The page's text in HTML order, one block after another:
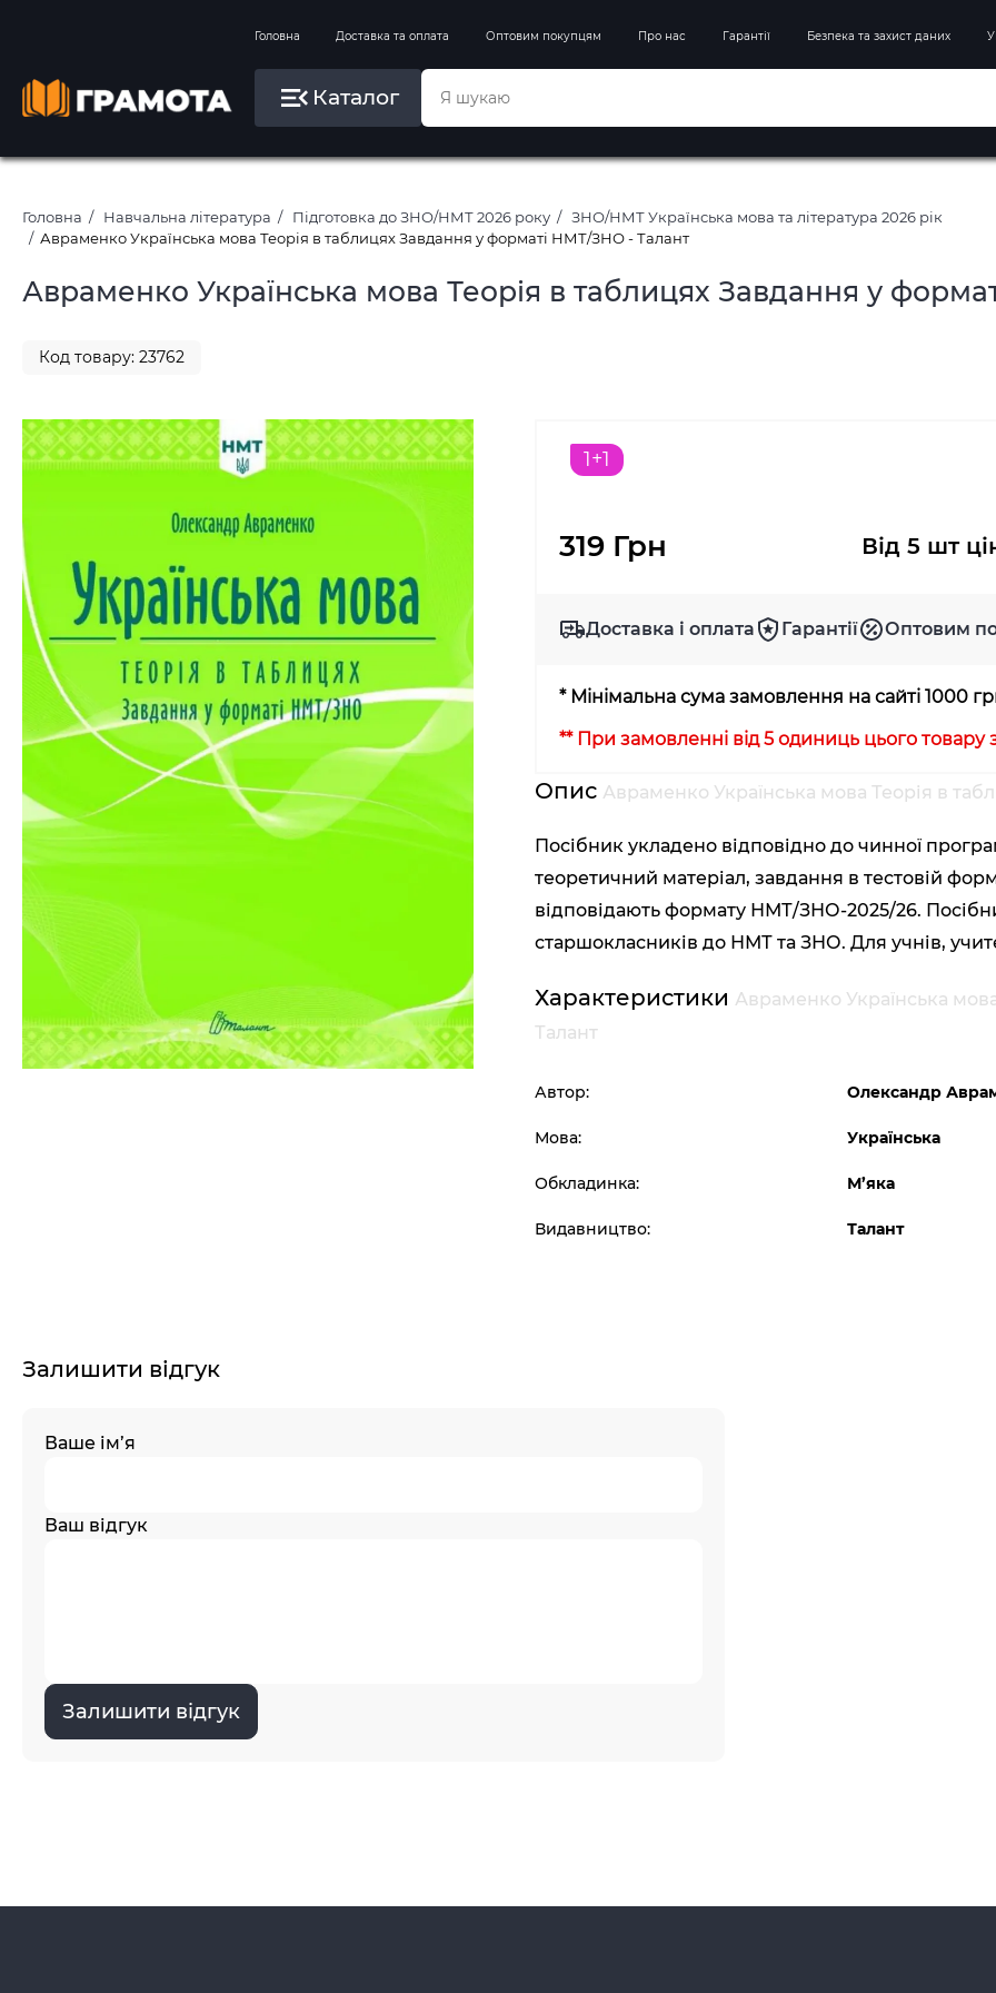
Головна Доставка та оплата Оптовим покупцям Про нас Гарантії Безпека та захист даних
Каталог
Вправи на зимові канікули
Літо, пляж, плавання, басейни
Картини за номерами
Головна Навчальна література Підготовка до ЗНО/НМТ 2026 року
ЗНО/НМТ Українська мова та література 2026 рік
Авраменко Українська мова Теорія в таблицях Завдання у форматі НМТ/ЗНО - Талант
Авраменко Українська мова Теорія в таблицях Завдання у
Код товару: 23762
1+1
319 Грн Від 5 шт
Доставка і оплата Гарантії Оптовим
* Мінімальна сума замовлення на сайті 1000
** При замовленні від 5 одиниць цього товару
Опис Авраменко Українська мова Теорія в
Посібник укладено відповідно до чинної
теоретичний матеріал, завдання в тестовій
відповідають формату НМТ/ЗНО-2025/26.
старшокласників до НМТ та ЗНО. Для учнів,
Характеристики Авраменко Українська
Талант
Автор: Олександр
Мова: Українська
Обкладинка: М’яка
Видавництво: Талант
Залишити відгук
Ваше ім’я
Ваш відгук
Залишити відгук